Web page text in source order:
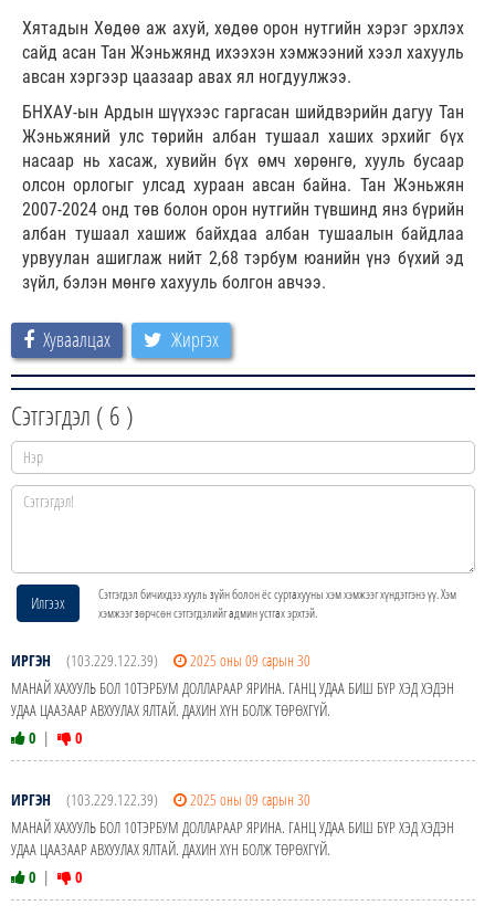
Хятадын Хөдөө аж ахуй, хөдөө орон нутгийн хэрэг эрхлэх
сайд асан Тан Жэньжянд ихээхэн хэмжээний хээл хахууль
авсан хэргээр цаазаар авах ял ногдуулжээ.
БНХАУ-ын Ардын шүүхээс гаргасан шийдвэрийн дагуу Тан
Жэньжяний улс төрийн албан тушаал хаших эрхийг бүх
насаар нь хасаж, хувийн бүх өмч хөрөнгө, хууль бусаар
олсон орлогыг улсад хураан авсан байна. Тан Жэньжян
2007-2024 онд төв болон орон нутгийн түвшинд янз бүрийн
албан тушаал хашиж байхдаа албан тушаалын байдлаа
урвуулан ашиглаж нийт 2,68 тэрбум юанийн үнэ бүхий эд
зүйл, бэлэн мөнгө хахууль болгон авчээ.
Хуваалцах Жиргэх
Сэтгэгдэл ( 6 )
Илгээх
Сэтгэгдэл бичихдээ хууль зүйн болон ёс суртахууны хэм хэмжээг хүндэтгэнэ үү. Хэм
хэмжээг зөрчсөн сэтгэгдэлийг админ устгах эрхтэй.
ИРГЭН (103.229.122.39)
2025 оны 09 сарын 30
МАНАЙ ХАХУУЛЬ БОЛ 10ТЭРБУМ ДОЛЛАРААР ЯРИНА. ГАНЦ УДАА БИШ БҮР ХЭД ХЭДЭН
УДАА ЦААЗААР АВХУУЛАХ ЯЛТАЙ. ДАХИН ХҮН БОЛЖ ТӨРӨХГҮЙ.
0 | 0
ИРГЭН (103.229.122.39)
2025 оны 09 сарын 30
МАНАЙ ХАХУУЛЬ БОЛ 10ТЭРБУМ ДОЛЛАРААР ЯРИНА. ГАНЦ УДАА БИШ БҮР ХЭД ХЭДЭН
УДАА ЦААЗААР АВХУУЛАХ ЯЛТАЙ. ДАХИН ХҮН БОЛЖ ТӨРӨХГҮЙ.
0 | 0